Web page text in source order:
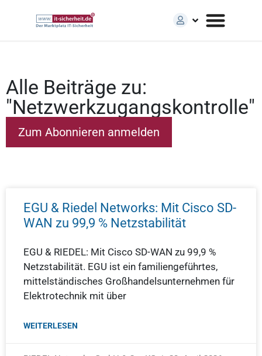
Alle Beiträge zu:
"Netzwerkzugangskontrolle"
EGU & Riedel Networks: Mit Cisco SD-
WAN zu 99,9 % Netzstabilität
EGU & RIEDEL: Mit Cisco SD-WAN zu 99,9 %
Netzstabilität. EGU ist ein familiengeführtes,
mittelständisches Großhandelsunternehmen für
Elektrotechnik mit über
WEITERLESEN